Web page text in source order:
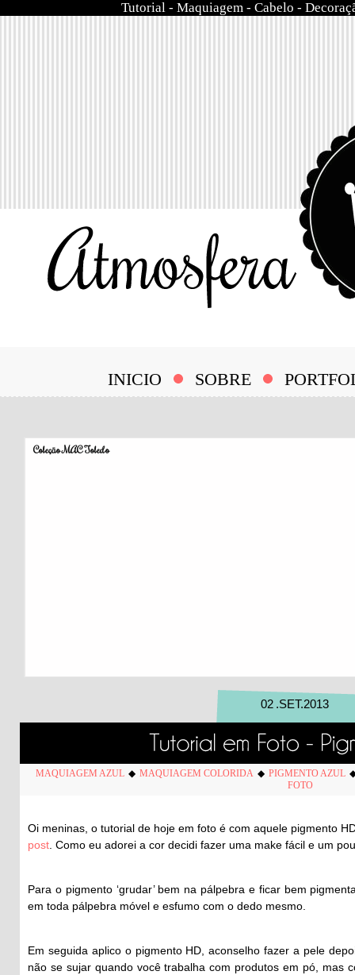
Tutorial- Maquiagem- Cabelo -
INICIO SOBRE
Coleção MAC Toledo
02 .SET.2013
MAQUIAGEM AZUL ◆ MAQUIAGEM COLORIDA ◆ PIGMENTO AZUL
FOTO
Oi meninas, o tutorial de hoje em foto é com aquele pigmento
post . Como eu adorei a cor decidi fazer uma make fácil e um
Para o pigmento ‘grudar’ bem na pálpebra e ficar bem
em toda pálpebra móvel e esfumo com o dedo mesmo.
Em seguida aplico o pigmento HD, aconselho fazer a pele
não se sujar quando você trabalha com produtos em pó, mas